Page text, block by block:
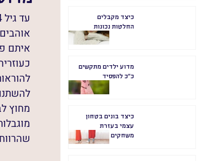
איתם
מחוץ
כיצד מקבלים
החלטות נכונות
מדוע ילדים מתקשים
כ״כ להפסיד
כיצד בונים בטחון
עצמי בעזרת
משחקים